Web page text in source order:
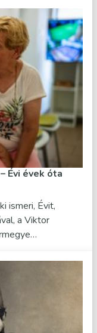
Évi évek óta
ismeri, Évit,
a Viktor